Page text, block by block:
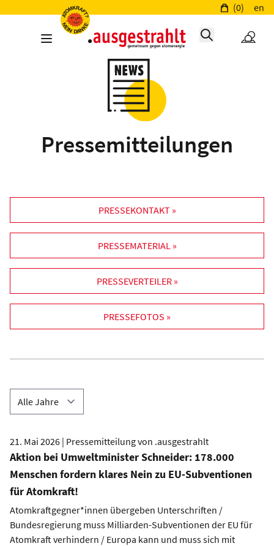
(0) en
Pressemitteilungen
PRESSEKONTAKT »
PRESSEMATERIAL »
PRESSEVERTEILER »
PRESSEFOTOS »
21. Mai 2026 | Pressemitteilung von .ausgestrahlt
Aktion bei Umweltminister Schneider: 178.000
Menschen fordern klares Nein zu EU-Subventionen
für Atomkraft!
Atomkraftgegner*innen übergeben Unterschriften /
Bundesregierung muss Milliarden-Subventionen der EU für
Atomkraft verhindern / Europa kann und muss sich mit